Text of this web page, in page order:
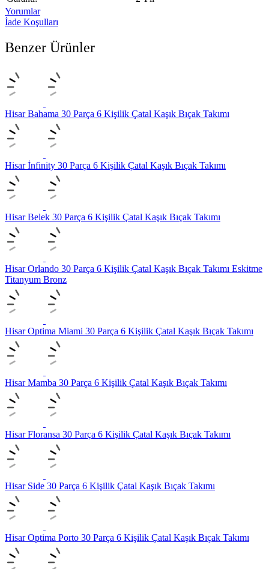
Yorumlar
İade Koşulları
Benzer Ürünler
Hisar Bahama 30 Parça 6 Kişilik Çatal Kaşık Bıçak Takımı
Hisar İnfinity 30 Parça 6 Kişilik Çatal Kaşık Bıçak Takımı
Hisar Belek 30 Parça 6 Kişilik Çatal Kaşık Bıçak Takımı
Hisar Orlando 30 Parça 6 Kişilik Çatal Kaşık Bıçak Takımı Eskitme
Titanyum Bronz
Hisar Optima Miami 30 Parça 6 Kişilik Çatal Kaşık Bıçak Takımı
Hisar Mamba 30 Parça 6 Kişilik Çatal Kaşık Bıçak Takımı
Hisar Floransa 30 Parça 6 Kişilik Çatal Kaşık Bıçak Takımı
Hisar Side 30 Parça 6 Kişilik Çatal Kaşık Bıçak Takımı
Hisar Optima Porto 30 Parça 6 Kişilik Çatal Kaşık Bıçak Takımı